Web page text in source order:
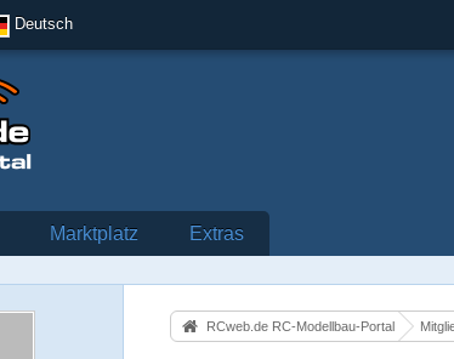
Deutsch
Marktplatz Extras
RCweb.de RC-Modellbau-Portal